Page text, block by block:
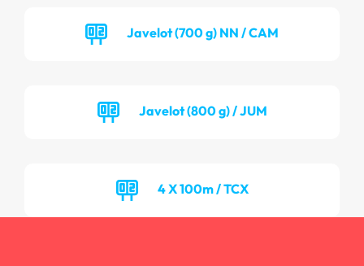
Javelot (700 g) NN / CAM
Javelot (800 g) / JUM
4 X 100m / TCX